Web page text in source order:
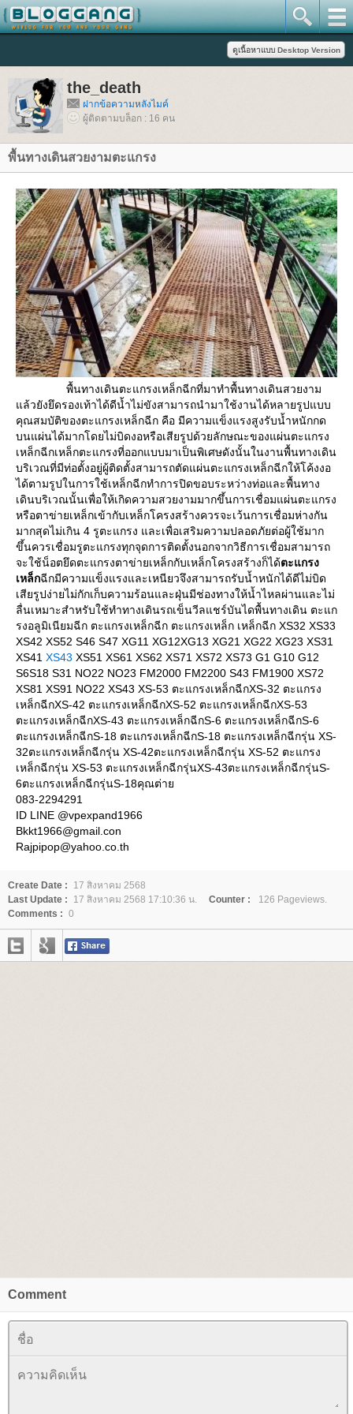
the_death
ฝากข้อความหลังไมค์
ผู้ติดตามบล็อก : 16 คน
พื้นทางเดินสวยงามตะแกรง
พื้นทางเดินตะแกรงเหล็กฉีกที่มาทำพื้นทางเดินสวยงาม
ล้วยังยึดรองเท้าได้ดีน้ำไม่ขังสามารถนำมาใช้งานได้หลายรูปแบบ
คุณสมบัติของตะแกรงเหล็กฉีก คือ มีความแข็งแรงสูงรับน้ำหนักกด
บนแผ่นได้มากโดยไม่บิดงอหรือเสียรูปด้วยลักษณะของแผ่นตะแกรง
เหล็กฉีกเหล็กตะแกรงที่ออกแบบมาเป็นพิเศษดังนั้นในงานพื้นทางเดิน
บริเวณที่มีท่อตั้งอยู่ผู้ติดตั้งสามารถตัดแผ่นตะแกรงเหล็กฉีกให้โค้งงอ
ได้ตามรูปในการใช้เหล็กฉีกทำการปิดขอบระหว่างท่อและพื้นทาง
เดินบริเวณนั้นเพื่อให้เกิดความสวยงามมากขึ้นการเชื่อมแผ่นตะแกรง
หรือตาข่ายเหล็กเข้ากับเหล็กโครงสร้างควรจะเว้นการเชื่อมห่างกัน
มากสุดไม่เกิน 4 รูตะแกรง และเพื่อเสริมความปลอดภัยต่อผู้ใช้มาก
ขึ้นควรเชื่อมรูตะแกรงทุกจุดการติดตั้งนอกจากวิธีการเชื่อมสามารถ
จะใช้น็อตยึดตะแกรงตาข่ายเหล็กกับเหล็กโครงสร้างก็ได้ตะแกรง
เหล็กฉีกมีความแข็งแรงและเหนียวจึงสามารถรับน้ำหนักได้ดีไม่บิด
เสียรูปง่ายไม่กักเก็บความร้อนและฝุ่นมีช่องทางให้น้ำไหลผ่านและไม่
ลื่นเหมาะสำหรับใช้ทำทางเดินรถเข็นวีลแชร์บันไดพื้นทางเดิน ตะแก
รงอลูมิเนียมฉีก ตะแกรงเหล็กฉีก ตะแกรงเหล็ก เหล็กฉีก XS32 XS33
XS42 XS52 S46 S47 XG11 XG12XG13 XG21 XG22 XG23 XS31
XS41 XS43 XS51 XS61 XS62 XS71 XS72 XS73 G1 G10 G12
S6S18 S31 NO22 NO23 FM2000 FM2200 S43 FM1900 XS72
XS81 XS91 NO22 XS43 XS-53 ตะแกรงเหล็กฉีกXS-32 ตะแกรง
เหล็กฉีกXS-42 ตะแกรงเหล็กฉีกXS-52 ตะแกรงเหล็กฉีกXS-53
ตะแกรงเหล็กฉีกXS-43 ตะแกรงเหล็กฉีกS-6 ตะแกรงเหล็กฉีกS-6
ตะแกรงเหล็กฉีกS-18 ตะแกรงเหล็กฉีกS-18 ตะแกรงเหล็กฉีกรุ่น XS-
32ตะแกรงเหล็กฉีกรุ่น XS-42ตะแกรงเหล็กฉีกรุ่น XS-52 ตะแกรง
เหล็กฉีกรุ่น XS-53 ตะแกรงเหล็กฉีกรุ่นXS-43ตะแกรงเหล็กฉีกรุ่นS-
6ตะแกรงเหล็กฉีกรุ่นS-18คุณต่า
083-2294291
ID LINE @vpexpand1966
Bkkt1966@gmail.con
Rajpipop@yahoo.co.th
Create Date :
17 สิงหาคม 2568
Last Update :
17 สิงหาคม 2568 17:10:36 น. Counter :
126 Pageviews.
Comments : 0
Comment